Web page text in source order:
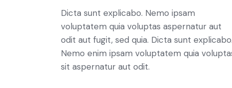
Dicta sunt explicabo. Nemo ipsam
voluptatem quia voluptas aspernatur aut
odit aut fugit, sed quia. Dicta sunt explicabo.
Nemo enim ipsam voluptatem quia
sit aspernatur aut odit.